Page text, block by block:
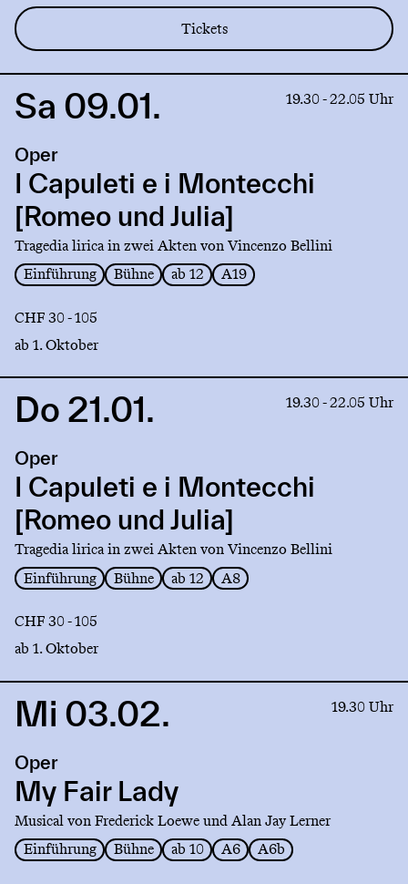
Tickets
Link
Capuleti
Montecchi
[Romeo
und
Sa 09.01. 19.30 - 22.05 Uhr
Oper
I Capuleti e i Montecchi
[Romeo und Julia]
Tragedia lirica in zwei Akten von Vincenzo Bellini
Einführung
Bühne ab 12 A19
CHF 30 - 105
ab 1. Oktober
Link
Capuleti
Montecchi
[Romeo
und
Do 21.01. 19.30 - 22.05 Uhr
Oper
I Capuleti e i Montecchi
[Romeo und Julia]
Tragedia lirica in zwei Akten von Vincenzo Bellini
Einführung
Bühne ab 12 A8
CHF 30 - 105
ab 1. Oktober
Link
My
Fair
Lady
Mi 03.02. 19.30 Uhr
Oper
My Fair Lady
Musical von Frederick Loewe und Alan Jay Lerner
Einführung
Bühne ab 10 A6 A6b